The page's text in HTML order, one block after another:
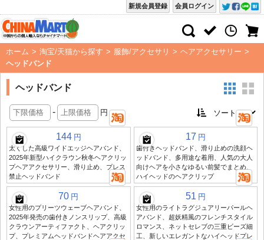
会員ログイン
新規会員登録
ホーム > 淘宝/天猫から探す > 服飾/アクセサリ > ヘアアクセサリー >
ヘッドバンド
ヘッドバンド
- 円
144 円
太くした高級ワイドエッジヘアバンド、
2025年新型ハイクラウン秋冬ヘアクリッ
プヘアアクセサリー、滑り止め、プレス
禁止ヘッドバンド
17 円
歯付きヘッドバンド、滑り止めの洗顔ヘ
ッドバンド、多用途な着用、人気の大人
向けヘアを小さなゆるい前髪でまとめ、
ハイヘッドのヘアクリップ
70 円
女性用のプリーツウェーブヘアバンド、
2025年発売の歯付きノンスリップ、高級
クラウンアーティファクト、ヘアクリッ
プ、プレミアムヘッドバンドヘアアクセ
51 円
女性用のライトラグジュアリーパールヘ
アバンド、超妖精風のフレンチスタイル
ロマンス、ネットセレブの三重ビーズ細
工、新しいエレガントなハイヘッドプレ